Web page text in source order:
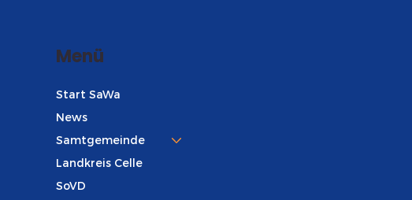
Menü
Start SaWa
News
Samtgemeinde
Landkreis Celle
SoVD